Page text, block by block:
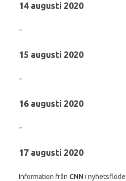
14 augusti 2020
–
15 augusti 2020
–
16 augusti 2020
–
17 augusti 2020
Information från CNNi